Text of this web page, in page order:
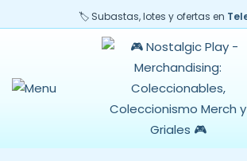
🏷️ Subastas, lotes y ofertas en